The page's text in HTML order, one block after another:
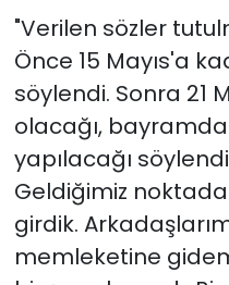
"Verilen sözler
Önce 15 Mayıs'a
söylendi. Sonra 21
olacağı,
yapılacağı
Geldiğimiz
girdik.
memleketine